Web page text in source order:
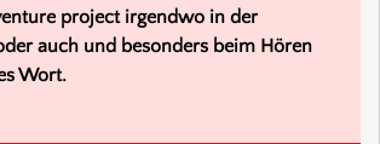
project irgendwo in der
auch und besonders beim Hören
Wort.